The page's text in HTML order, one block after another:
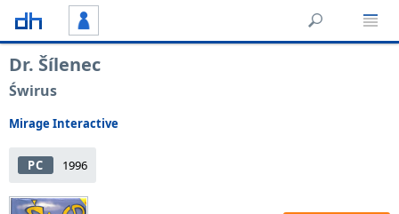
Dr. Šílenec
Świrus
Mirage Interactive
PC 1996